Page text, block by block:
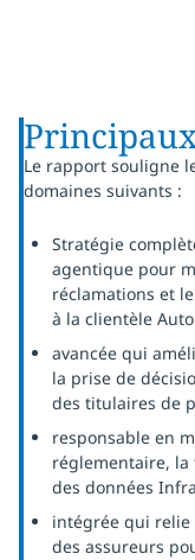
Le rapport souligne
domaines suivants :
Stratégie
agentique pour
réclamations et
à la clientèle
avancée qui
la prise de
des titulaires de
responsable en
réglementaire,
des données
intégrée qui relie
des assureurs